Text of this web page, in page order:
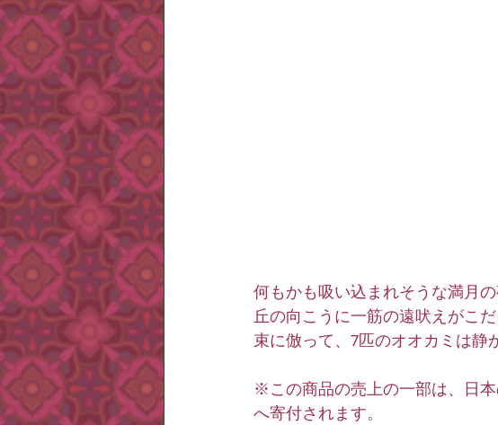
何もかも吸い込まれそうな満月
丘の向こうに一筋の遠吠えがこ
束に倣って、7匹のオオカミは静
※この商品の売上の一部は、日本
へ寄付されます。